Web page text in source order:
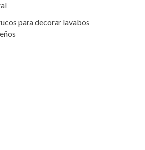
para decorar lavabos